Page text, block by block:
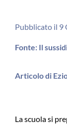
Pubblicato il 9
Fonte: Il
Articolo di
La scuola si